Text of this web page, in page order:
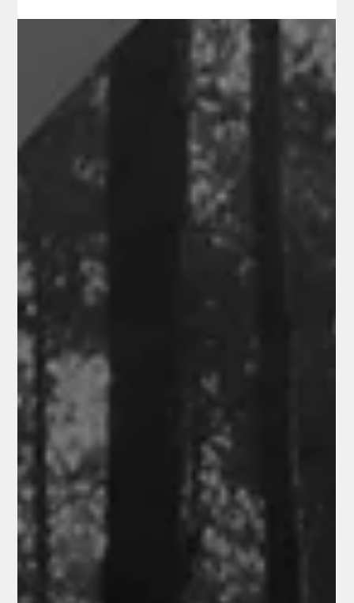
Zlatý Hýľ pri Košiciach. Rodinná konferencia zameraná
na tému „Druhá generácia prevzala rodinný biznis“ sa
uskutoční 16. – 17. apríla 2026. Ťažiskom programu
budú diskusie s členmi druhej generácie rodinných firiem
o ich skúsenostiach s procesom nástupníctva a reálnym
preberaním zodpovednosti za rodinné podni